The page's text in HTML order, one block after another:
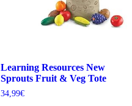
Learning Resources New
Sprouts Fruit & Veg Tote
34,99€